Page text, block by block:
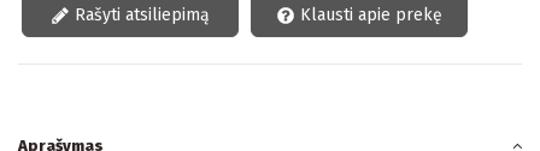
Rašyti atsiliepimą Klausti apie prekę
Aprašymas